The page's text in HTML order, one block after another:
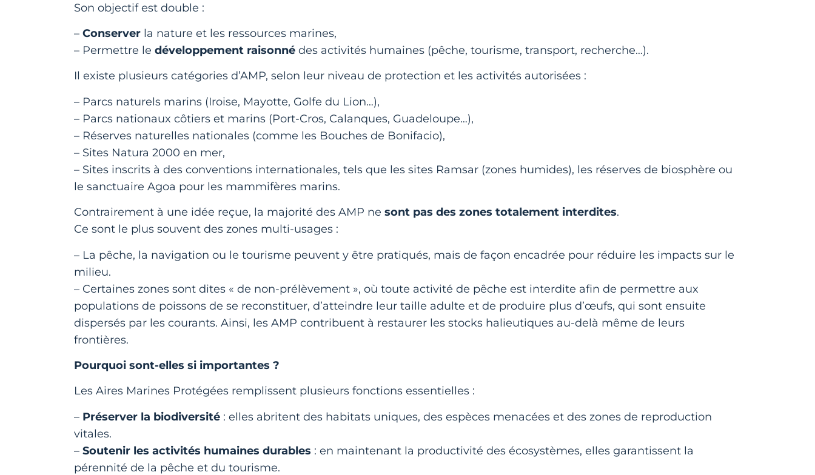
Son objectif est double :
– Conserver la nature et les ressources marines,
– Permettre le développement raisonné des activités humaines (pêche, tourisme, transport, recherche…).
Il existe plusieurs catégories d’AMP, selon leur niveau de protection et les activités autorisées :
– Parcs naturels marins (Iroise, Mayotte, Golfe du Lion…),
– Parcs nationaux côtiers et marins (Port-Cros, Calanques, Guadeloupe…),
– Réserves naturelles nationales (comme les Bouches de Bonifacio),
– Sites Natura 2000 en mer,
– Sites inscrits à des conventions internationales, tels que les sites Ramsar (zones humides), les réserves de biosphère ou
le sanctuaire Agoa pour les mammifères marins.
Contrairement à une idée reçue, la majorité des AMP ne sont pas des zones totalement interdites.
Ce sont le plus souvent des zones multi-usages :
– La pêche, la navigation ou le tourisme peuvent y être pratiqués, mais de façon encadrée pour réduire les impacts sur le
milieu.
– Certaines zones sont dites « de non-prélèvement », où toute activité de pêche est interdite afin de permettre aux
populations de poissons de se reconstituer, d’atteindre leur taille adulte et de produire plus d’œufs, qui sont ensuite
dispersés par les courants. Ainsi, les AMP contribuent à restaurer les stocks halieutiques au-delà même de leurs
frontières.
Pourquoi sont-elles si importantes ?
Les Aires Marines Protégées remplissent plusieurs fonctions essentielles :
– Préserver la biodiversité : elles abritent des habitats uniques, des espèces menacées et des zones de reproduction
vitales.
– Soutenir les activités humaines durables : en maintenant la productivité des écosystèmes, elles garantissent la
pérennité de la pêche et du tourisme.